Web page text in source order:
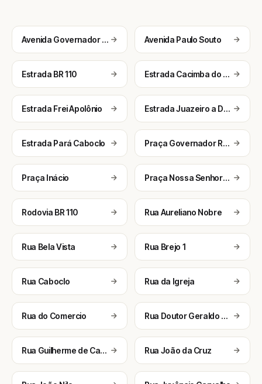
Avenida Governador Paulo Souto Avenida Paulo Souto
Estrada BR 110 Estrada Cacimba do Mato Tebasa
Estrada Frei Apolônio Estrada Juazeiro a Duas Serras
Estrada Pará Caboclo Praça Governador Regis Pacheco
Praça Inácio Praça Nossa Senhora da Conceição
Rodovia BR 110 Rua Aureliano Nobre
Rua Bela Vista Rua Brejo 1
Rua Caboclo Rua da Igreja
Rua do Comercio Rua Doutor Geraldo Goes
Rua Guilherme de Carvalho Rua João da Cruz